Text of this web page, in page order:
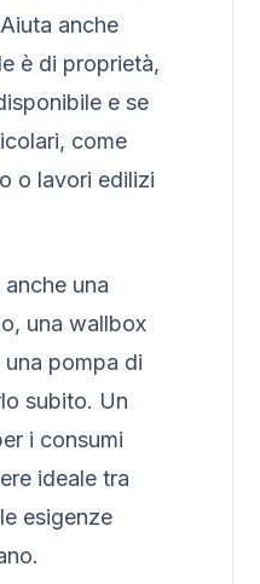
anche
è di proprietà,
e se
come
o lavori edilizi
una
una wallbox
pompa di
subito. Un
i consumi
ideale tra
esigenze